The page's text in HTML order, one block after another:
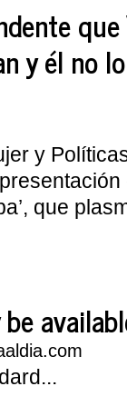
y él no
y
que